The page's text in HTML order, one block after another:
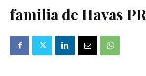
familia de Havas PR